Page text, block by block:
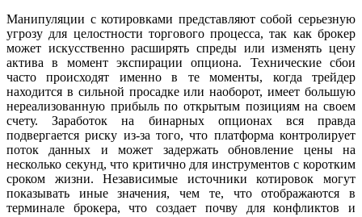
Манипуляции с котировками представляют собой серьезную
угрозу для целостности торгового процесса, так как брокер
может искусственно расширять спреды или изменять цену
актива в момент экспирации опциона. Технические сбои
часто происходят именно в те моменты, когда трейдер
находится в сильной просадке или наоборот, имеет большую
нереализованную прибыль по открытым позициям на своем
счету. Заработок на бинарных опционах вся правда
подвергается риску из-за того, что платформа контролирует
поток данных и может задержать обновление цены на
несколько секунд, что критично для инструментов с коротким
сроком жизни. Независимые источники котировок могут
показывать иные значения, чем те, что отображаются в
терминале брокера, что создает почву для конфликтов и